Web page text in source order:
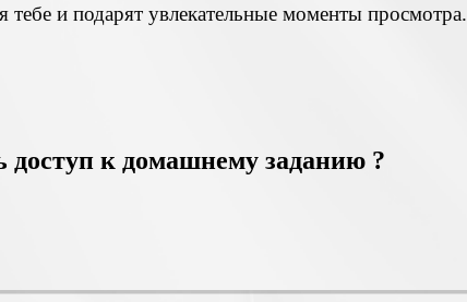
и подарят увлекательные моменты просмотра.
доступ к домашнему заданию ?